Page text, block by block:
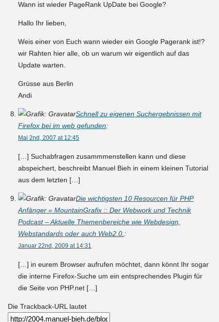
Wann ist wieder PageRank UpDate bei Google?
Hallo Ihr lieben,
Weis einer von Euch wann wieder ein Google Pagerank ist!?
wir Rahten hier alle, ob un warum wir eigentlich auf das
Update warten.
Grüsse aus Berlin
Andi
Schnell zu eigenen Suchergebnissen mit
Firefox bei im web gefunden:
Mai 2nd, 2007 at 12:45
[…] Suchabfragen zusammmenstellen kann und diese
abspeichert, beschreibt Manuel Bieh in einem kleinen Tutorial
aus dem letzten […]
Die wichtigsten 10 Resourcen für PHP
Anfänger » MountainGrafix :: Der Webwork und Technik
Podcast – Aktuelle Themenbereiche wie Webdesign,
Webstandards oder auch Web2.0. :
Januar 22nd, 2009 at 14:31
[…] in eurem Browser aufrufen möchtet, dann könnt Ihr sogar
die interne Firefox-Suche um ein entsprechendes Plugin für
die Seite von PHP.net […]
Die Trackback-URL lautet